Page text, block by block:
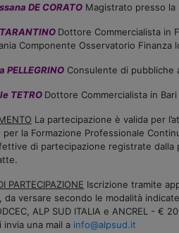
DE CORATO Magistrato presso la
Dottore Commercialista in
Componente Osservatorio Finanza
PELLEGRINO Consulente di pubbliche
TETRO Dottore Commercialista in Bari
La partecipazione è valida per
per la Formazione Professionale
di partecipazione registrate dalla
PARTECIPAZIONE Iscrizione tramite
da versare secondo le modalità
ALP SUD ITALIA e ANCREL - €
invia una mail a info@alpsud.it